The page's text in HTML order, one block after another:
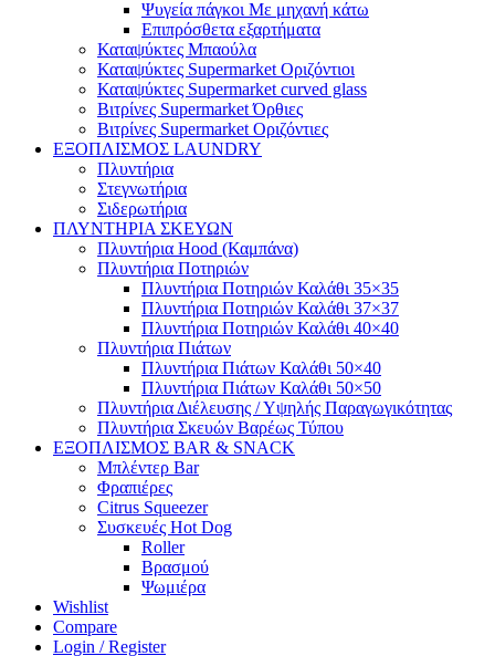
Ψυγεία πάγκοι Με μηχανή κάτω
Επιπρόσθετα εξαρτήματα
Καταψύκτες Μπαούλα
Καταψύκτες Supermarket Οριζόντιοι
Καταψύκτες Supermarket curved glass
Βιτρίνες Supermarket Όρθιες
Βιτρίνες Supermarket Οριζόντιες
ΕΞΟΠΛΙΣΜΟΣ LAUNDRY
Πλυντήρια
Στεγνωτήρια
Σιδερωτήρια
ΠΛΥΝΤΗΡΙΑ ΣΚΕΥΩΝ
Πλυντήρια Hood (Καμπάνα)
Πλυντήρια Ποτηριών
Πλυντήρια Ποτηριών Καλάθι 35×35
Πλυντήρια Ποτηριών Καλάθι 37×37
Πλυντήρια Ποτηριών Καλάθι 40×40
Πλυντήρια Πιάτων
Πλυντήρια Πιάτων Καλάθι 50×40
Πλυντήρια Πιάτων Καλάθι 50×50
Πλυντήρια Διέλευσης / Υψηλής Παραγωγικότητας
Πλυντήρια Σκευών Βαρέως Τύπου
ΕΞΟΠΛΙΣΜΟΣ BAR & SNACK
Μπλέντερ Bar
Φραπιέρες
Citrus Squeezer
Συσκευές Hot Dog
Roller
Βρασμού
Ψωμιέρα
Wishlist
Compare
Login / Register